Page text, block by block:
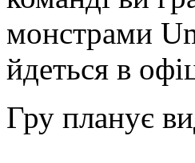
монстрами
йдеться в
Гру планує